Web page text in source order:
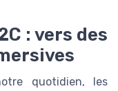
: vers des
quotidien, les